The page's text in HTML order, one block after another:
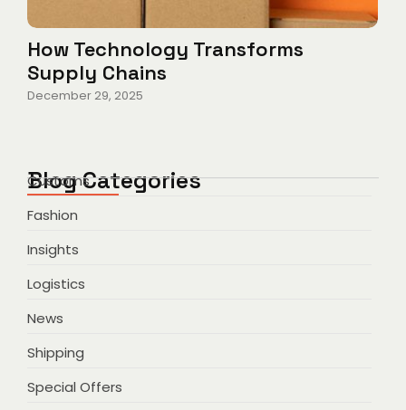
How Technology Transforms
Supply Chains
December 29, 2025
Blog Categories
Customs
Fashion
Insights
Logistics
News
Shipping
Special Offers